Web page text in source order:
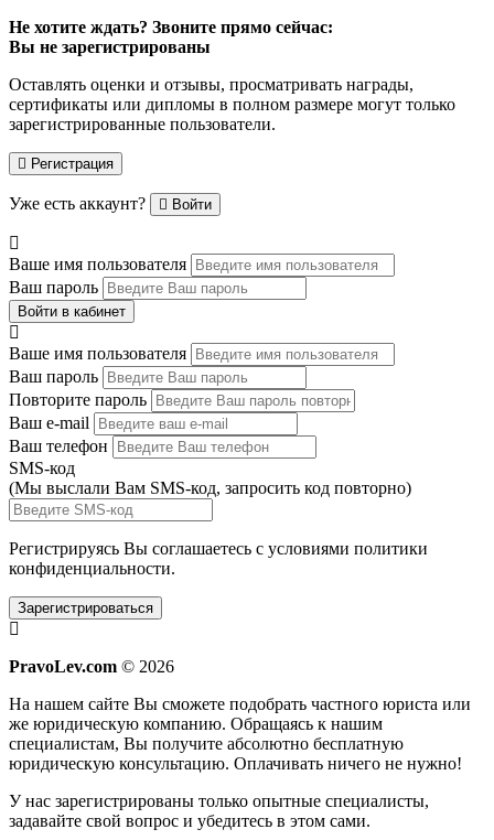
Не хотите ждать? Звоните прямо сейчас:
Вы не зарегистрированы
Оставлять оценки и отзывы, просматривать награды,
сертификаты или дипломы в полном размере могут только
зарегистрированные пользователи.
Регистрация
Уже есть аккаунт? Войти
Ваше имя пользователя
Ваш пароль
Войти в кабинет
Ваше имя пользователя
Ваш пароль
Повторите пароль
Ваш e-mail
Ваш телефон
SMS-код
(Мы выслали Вам SMS-код, запросить код повторно)
Регистрируясь Вы соглашаетесь с условиями политики
конфиденциальности.
Зарегистрироваться
PravoLev.com © 2026
На нашем сайте Вы сможете подобрать частного юриста или
же юридическую компанию. Обращаясь к нашим
специалистам, Вы получите абсолютно бесплатную
юридическую консультацию. Оплачивать ничего не нужно!
У нас зарегистрированы только опытные специалисты,
задавайте свой вопрос и убедитесь в этом сами.